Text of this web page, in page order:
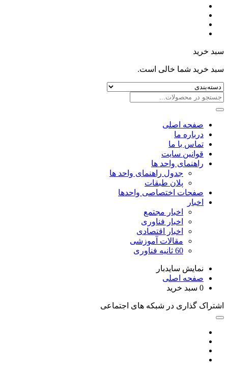
سبد خرید
سبد خرید شما خالی است.
صفحه اصلی
درباره ما
تماس با ما
قوانین سایت
راهنمای واحد ها
جدول راهنمای واحد ها
پلان طبقات
صفحات اختصاصی واحدها
اخبار
اخبار مجتمع
اخبار فناوری
اخبار اقتصادی
مقالات آموزشی
60 ثانیه فناوری
نمایش سایدبار
صفحه اصلی
0 سبد خرید
اشتراک گذاری در شبکه های اجتماعی